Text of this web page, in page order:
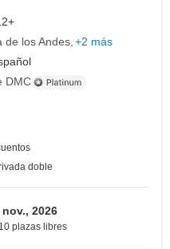
de los Andes +2 más
DMC
doble
nov., 2026
plazas libres